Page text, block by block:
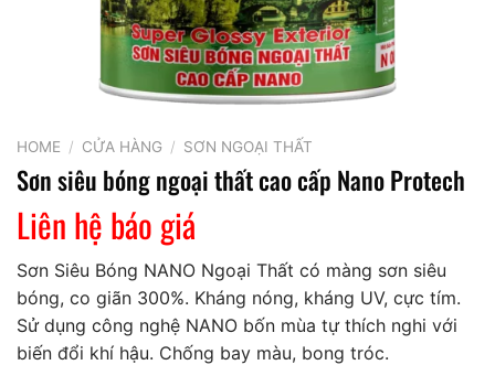
HOME / CỬA HÀNG / SƠN NGOẠI THẤT
Sơn siêu bóng ngoại thất cao cấp Nano Protech
Liên hệ báo giá
Sơn Siêu Bóng NANO Ngoại Thất có màng sơn siêu
bóng, co giãn 300%. Kháng nóng, kháng UV, cực tím.
Sử dụng công nghệ NANO bốn mùa tự thích nghi với
biến đổi khí hậu. Chống bay màu, bong tróc.